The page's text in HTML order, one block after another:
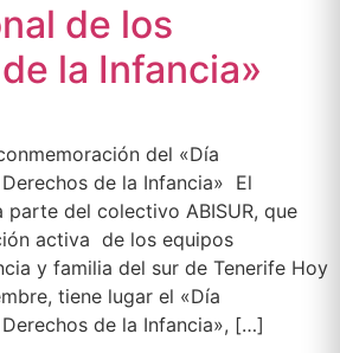
de los
la Infancia»
del «Día
de la Infancia» El
del colectivo ABISUR, que
activa de los equipos
y familia del sur de Tenerife Hoy
tiene lugar el «Día
de la Infancia», […]